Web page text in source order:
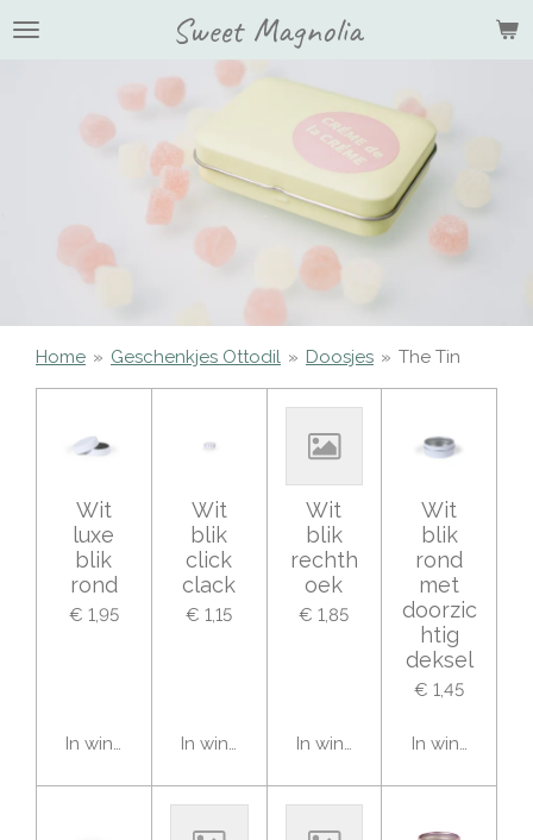
Ga
hoofdinhoud
Sweet Magnolia
Home » Geschenkjes Ottodil » Doosjes » The Tin
Wit
luxe
blik
rond
€ 1,95
In winkelwagen
Wit
blik
click
clack
€ 1,15
In winkelwagen
Wit
blik
rechth
oek
€ 1,85
In winkelwagen
Wit
blik
rond
met
doorzic
htig
deksel
€ 1,45
In